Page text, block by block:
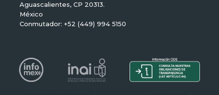
Aguascalientes, CP 20313.
México
Conmutador: +52 (449) 994 5150